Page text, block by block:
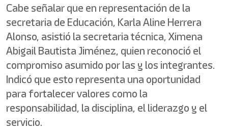
Cabe señalar que en representación de la
secretaria de Educación, Karla Aline Herrera
Alonso, asistió la secretaria técnica, Ximena
Abigail Bautista Jiménez, quien reconoció el
compromiso asumido por las y los integrantes.
Indicó que esto representa una oportunidad
para fortalecer valores como la
responsabilidad, la disciplina, el liderazgo y el
servicio.